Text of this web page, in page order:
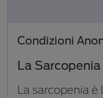
Condizioni
La
La sarcopenia è